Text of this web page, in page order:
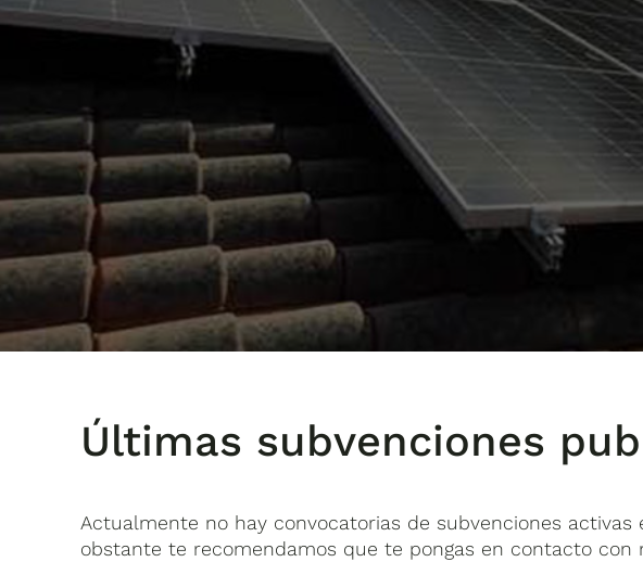
Últimas subvenciones
Actualmente no hay convocatorias de subvenciones activas
obstante te recomendamos que te pongas en contacto con